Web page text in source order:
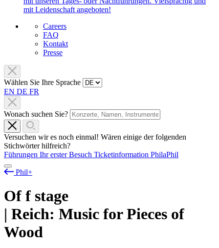
mit Leidenschaft angeboten!
Careers
FAQ
Kontakt
Presse
Wählen Sie Ihre Sprache
EN DE FR
Wonach suchen Sie?
Versuchen wir es noch einmal! Wären einige der folgenden
Stichwörter hilfreich?
Führungen Ihr erster Besuch Ticketinformation PhilaPhil
Phil+
Of f stage
| Reich: Music for Pieces of
Wood